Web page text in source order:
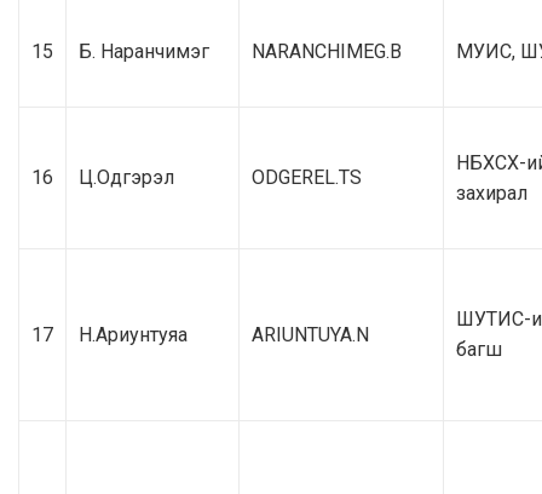
15 Б. Наранчимэг NARANCHIMEG.B МУИС,
16 Ц.Одгэрэл ODGEREL.TS
НБХСХ-
захирал
17 Н.Ариунтуяа ARIUNTUYA.N
ШУТИС-
багш